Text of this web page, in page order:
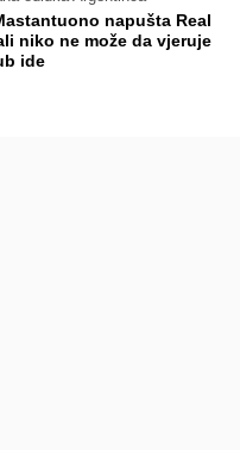
napušta Real
niko ne može da vjeruje
ide